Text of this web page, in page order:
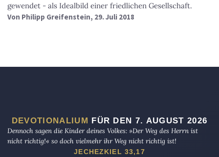
gewendet - als Idealbild einer friedlichen Gesellschaft.
Von Philipp Greifenstein, 29. Juli 2018
DEVOTIONALIUM FÜR DEN 7. AUGUST 2026
Dennoch sagen die Kinder deines Volkes: »Der Weg des Herrn ist
nicht richtig!« so doch vielmehr ihr Weg nicht richtig ist!
JECHEZKIEL 33,17